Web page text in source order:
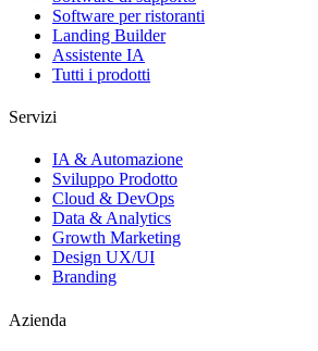
Software per ristoranti
Landing Builder
Assistente IA
Tutti i prodotti
Servizi
IA & Automazione
Sviluppo Prodotto
Cloud & DevOps
Data & Analytics
Growth Marketing
Design UX/UI
Branding
Azienda